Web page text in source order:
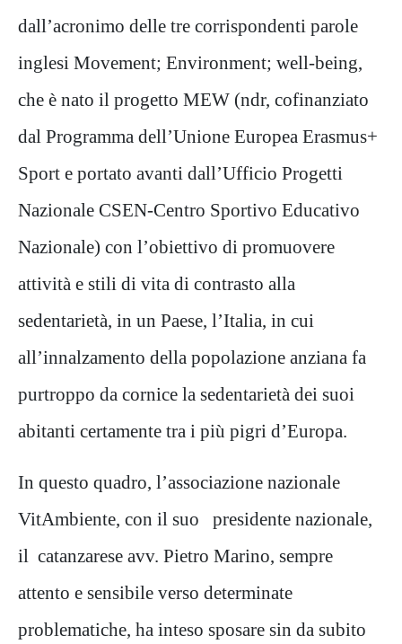
dall’acronimo delle tre corrispondenti parole
inglesi Movement; Environment; well-being,
che è nato il progetto MEW (ndr, cofinanziato
dal Programma dell’Unione Europea Erasmus+
Sport e portato avanti dall’Ufficio Progetti
Nazionale CSEN-Centro Sportivo Educativo
Nazionale) con l’obiettivo di promuovere
attività e stili di vita di contrasto alla
sedentarietà, in un Paese, l’Italia, in cui
all’innalzamento della popolazione anziana fa
purtroppo da cornice la sedentarietà dei suoi
abitanti certamente tra i più pigri d’Europa.
In questo quadro, l’associazione nazionale
VitAmbiente, con il suo presidente nazionale,
il catanzarese avv. Pietro Marino, sempre
attento e sensibile verso determinate
problematiche, ha inteso sposare sin da subito